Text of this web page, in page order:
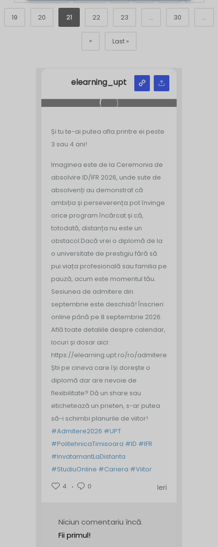
19 20 21 22 23 ... 30 ...
» Last »
elearning_upt
Și tu te-ai putea afla printre ei peste
3 sau 4 ani!
Imaginea este de la Ceremonia de
absolvire ID/IFR 2026, unde sute de
absolvenți au demonstrat că
ambiția și perseverența pot învinge
orice program încărcat și că,
totodată, distanța nu este un
obstacol.Dacă vrei o diplomă de la
o universitate de prestigiu fără să
pui viața profesională sau familia pe
pauză, acum este momentul tău.
Sesiunea de admitere din
septembrie este deschisă! Înscrieri
online până pe 8 septembrie 2026.
Află toate detaliile despre calendar,
locuri și dosar aici:
https://elearning.upt.ro/ro/admitere/
Știi pe cineva care își dorește o
diplomă dar are nevoie de
flexibilitate? Dă un share sau
etichetează un prieten, s-ar putea
să-i schimbi planurile de viitor!
#Admitere2026 #UPT
#PolitehnicaTimisoara #ID #IFR
#InvatamantLaDistanta
#StudiuOnline #Cariera #Viitor
4
0 Ieri
Niciun comentariu încă.
Fii primul!